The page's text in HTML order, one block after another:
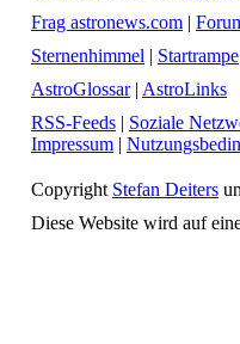
Frag astronews.com |
Sternenhimmel | Startrampe
AstroGlossar| AstroLinks
RSS-Feeds | Soziale
Impressum |
Copyright Stefan Deiters
Diese Website wird auf